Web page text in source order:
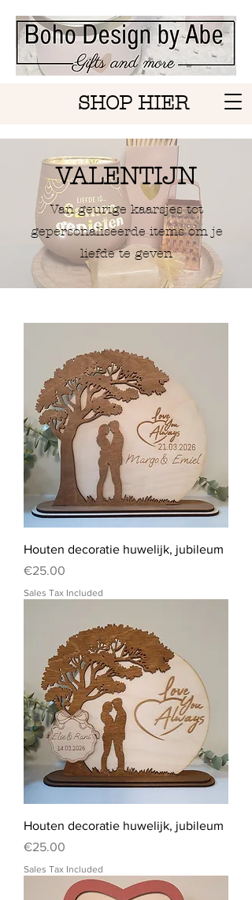
SHOP HIER
VALENTIJN
Van geurige kaarsjes tot
gepersonaliseerde items om je
liefde te geven
Houten decoratie huwelijk, jubileum
Price
€25.00
Sales Tax Included
Houten decoratie huwelijk, jubileum
Price
€25.00
Sales Tax Included